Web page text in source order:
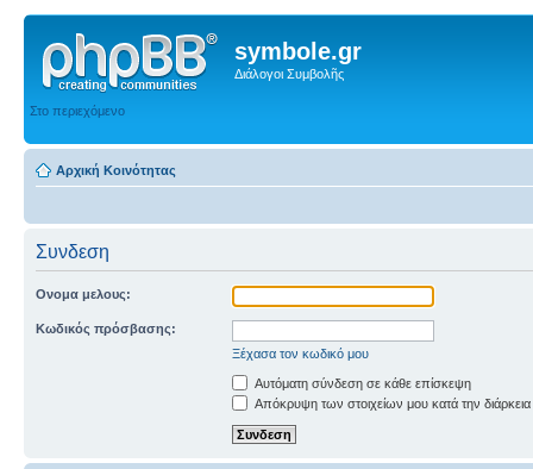
symbole.gr
Διάλογοι Συμβολῆς
Στο περιεχόμενο
Αρχική Κοινότητας
Συνδεση
Ονομα μελους:
Κωδικός πρόσβασης:
Ξέχασα τον κωδικό μου
Αυτόματη σύνδεση σε κάθε επίσκεψη
Απόκρυψη των στοιχείων μου κατά την